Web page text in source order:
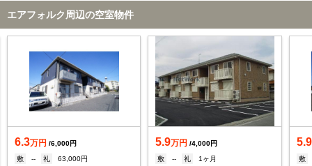
エアフォルク周辺の空室物件
6.3万円 /6,000円
敷
-- 礼
63,000円
5.9万円 /4,000円
敷
-- 礼
1ヶ月
5.9
敷